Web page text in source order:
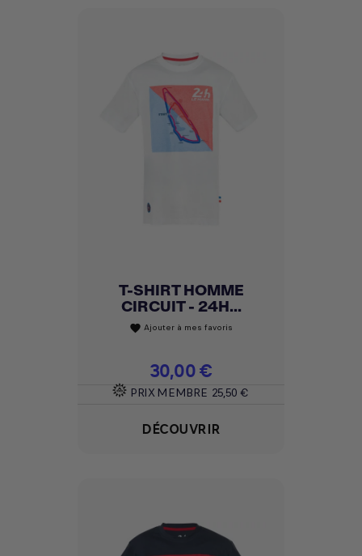
T-SHIRT HOMME
CIRCUIT - 24H...
favorite Ajouter à mes favoris
Prix
30,00 €
PRIX MEMBRE 25,50 €
DÉCOUVRIR